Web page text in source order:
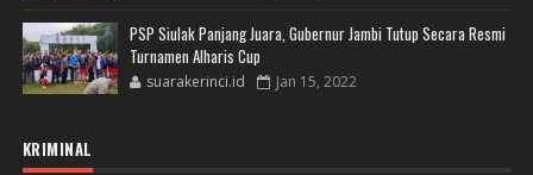
PSP Siulak Panjang Juara, Gubernur Jambi Tutup Secara Resmi
Turnamen Alharis Cup
suarakerinci.id Jan 15, 2022
KRIMINAL